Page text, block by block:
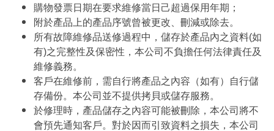
購物發票日期在要求維修當日己超過保用年期；
附於產品上的產品序號曾被更改、刪減或除去。
所有故障維修品送修過程中，儲存於產品內之資料(如
有)之完整性及保密性，本公司不負擔任何法律責任及
維修義務。
客戶在維修前，需自行將產品之內容（如有）自行儲
存備份。本公司並不提供拷貝或儲存服務。
於修理時，產品儲存之內容可能被刪除，本公司將不
會預先通知客戶。對於因而引致資料之損失，本公司